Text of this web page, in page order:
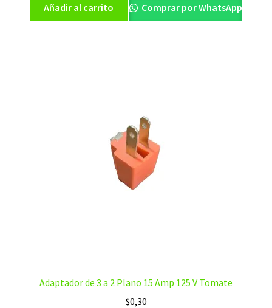
Añadir al carrito Comprar por WhatsApp
Adaptador de 3 a 2 Plano 15 Amp 125 V Tomate
$0,30